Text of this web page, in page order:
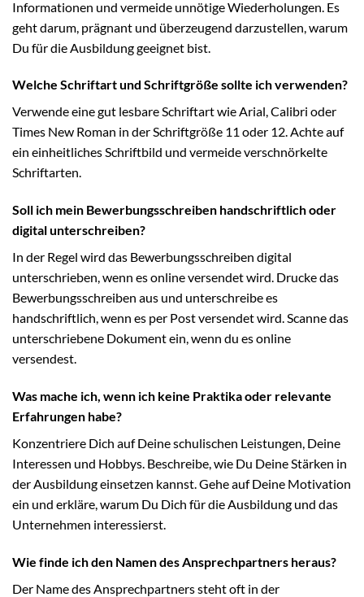
Informationen und vermeide unnötige Wiederholungen. Es
geht darum, prägnant und überzeugend darzustellen, warum
Du für die Ausbildung geeignet bist.
Welche Schriftart und Schriftgröße sollte ich verwenden?
Verwende eine gut lesbare Schriftart wie Arial, Calibri oder
Times New Roman in der Schriftgröße 11 oder 12. Achte auf
ein einheitliches Schriftbild und vermeide verschnörkelte
Schriftarten.
Soll ich mein Bewerbungsschreiben handschriftlich oder
digital unterschreiben?
In der Regel wird das Bewerbungsschreiben digital
unterschrieben, wenn es online versendet wird. Drucke das
Bewerbungsschreiben aus und unterschreibe es
handschriftlich, wenn es per Post versendet wird. Scanne das
unterschriebene Dokument ein, wenn du es online
versendest.
Was mache ich, wenn ich keine Praktika oder relevante
Erfahrungen habe?
Konzentriere Dich auf Deine schulischen Leistungen, Deine
Interessen und Hobbys. Beschreibe, wie Du Deine Stärken in
der Ausbildung einsetzen kannst. Gehe auf Deine Motivation
ein und erkläre, warum Du Dich für die Ausbildung und das
Unternehmen interessierst.
Wie finde ich den Namen des Ansprechpartners heraus?
Der Name des Ansprechpartners steht oft in der